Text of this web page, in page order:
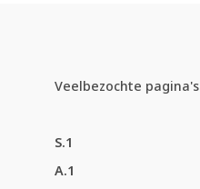
Veelbezochte pagina's
S.1
A.1